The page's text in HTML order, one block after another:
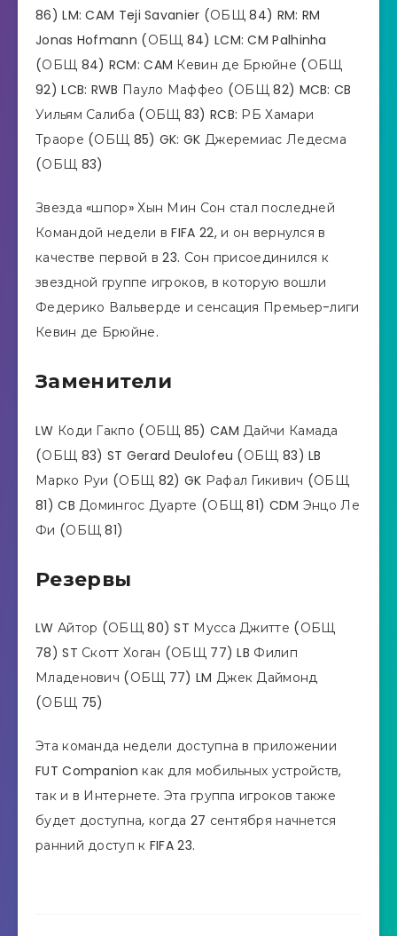
86) LM: CAM Teji Savanier (ОБЩ 84) RM: RM
Jonas Hofmann (ОБЩ 84) LCM: CM Palhinha
(ОБЩ 84) RCM: CAM Кевин де Брюйне (ОБЩ
92) LCB: RWB Пауло Маффео (ОБЩ 82) MCB: CB
Уильям Салиба (ОБЩ 83) RCB: РБ Хамари
Траоре (ОБЩ 85) GK: GK Джеремиас Ледесма
(ОБЩ 83)
Звезда «шпор» Хын Мин Сон стал последней
Командой недели в FIFA 22, и он вернулся в
качестве первой в 23. Сон присоединился к
звездной группе игроков, в которую вошли
Федерико Вальверде и сенсация Премьер-лиги
Кевин де Брюйне.
Заменители
LW Коди Гакпо (ОБЩ 85) CAM Дайчи Камада
(ОБЩ 83) ST Gerard Deulofeu (ОБЩ 83) LB
Марко Руи (ОБЩ 82) GK Рафал Гикивич (ОБЩ
81) CB Домингос Дуарте (ОБЩ 81) CDM Энцо Ле
Фи (ОБЩ 81)
Резервы
LW Айтор (ОБЩ 80) ST Мусса Джитте (ОБЩ
78) ST Скотт Хоган (ОБЩ 77) LB Филип
Младенович (ОБЩ 77) LM Джек Даймонд
(ОБЩ 75)
Эта команда недели доступна в приложении
FUT Companion как для мобильных устройств,
так и в Интернете. Эта группа игроков также
будет доступна, когда 27 сентября начнется
ранний доступ к FIFA 23.